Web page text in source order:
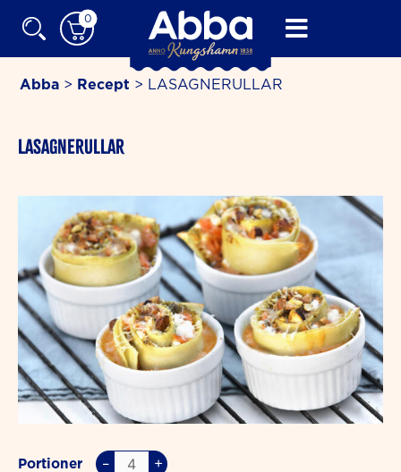
0
Abba > Recept > LASAGNERULLAR
LASAGNERULLAR
Portioner – +